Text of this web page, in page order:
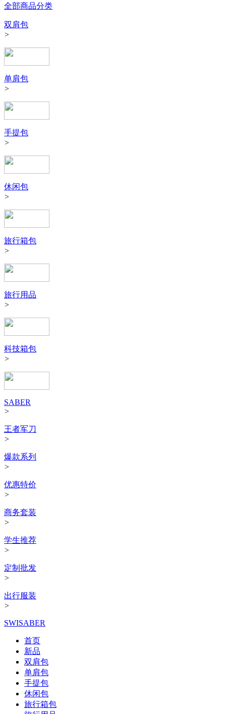
全部商品分类
双肩包
>
单肩包
>
手提包
>
休闲包
>
旅行箱包
>
旅行用品
>
科技箱包
>
SABER
>
王者军刀
>
爆款系列
>
优惠特价
>
商务套装
>
学生推荐
>
定制批发
>
出行服装
>
SWISABER
首页
新品
双肩包
单肩包
手提包
休闲包
旅行箱包